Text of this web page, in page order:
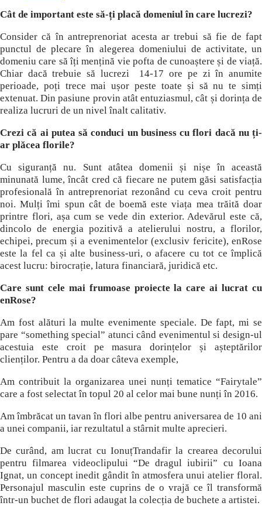
Cât de important este să-ți placă domeniul în care lucrezi?
Consider că în antreprenoriat acesta ar trebui să fie de fapt
punctul de plecare în alegerea domeniului de activitate, un
domeniu care să îți mențină vie pofta de cunoaștere și de viață.
Chiar dacă trebuie să lucrezi 14-17 ore pe zi în anumite
perioade, poți trece mai ușor peste toate și să nu te simți
extenuat. Din pasiune provin atât entuziasmul, cât și dorința de
realiza lucruri de un nivel înalt calitativ.
Crezi că ai putea să conduci un business cu flori dacă nu ți-
ar plăcea florile?
Cu siguranță nu. Sunt atâtea domenii și nișe în această
minunată lume, încât cred că fiecare ne putem găsi satisfacția
profesională în antreprenoriat rezonând cu ceva croit pentru
noi. Mulți îmi spun cât de boemă este viața mea trăită doar
printre flori, așa cum se vede din exterior. Adevărul este că,
dincolo de energia pozitivă a atelierului nostru, a florilor,
echipei, precum și a evenimentelor (exclusiv fericite), enRose
este la fel ca și alte business-uri, o afacere cu tot ce împlică
acest lucru: birocrație, latura financiară, juridică etc.
Care sunt cele mai frumoase proiecte la care ai lucrat cu
enRose?
Am fost alături la multe evenimente speciale. De fapt, mi se
pare “something special” atunci când evenimentul si design-ul
acestuia este croit pe masura dorințelor și așteptărilor
clienților. Pentru a da doar câteva exemple,
Am contribuit la organizarea unei nunți tematice “Fairytale”
care a fost selectat în topul 20 al celor mai bune nunți în 2016.
Am îmbrăcat un tavan în flori albe pentru aniversarea de 10 ani
a unei companii, iar rezultatul a stârnit multe aprecieri.
De curând, am lucrat cu IonuțTrandafir la crearea decorului
pentru filmarea videoclipului “De dragul iubirii” cu Ioana
Ignat, un concept inedit gândit în atmosfera unui atelier floral.
Personajul masculin este cuprins de o vrajă ce îl transformă
într-un buchet de flori adaugat la colecția de buchete a artistei.